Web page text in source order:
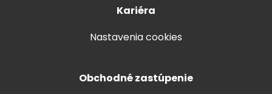
Kariéra
Nastavenia cookies
Obchodné zastúpenie